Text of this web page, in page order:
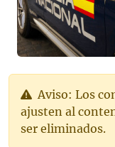
Aviso: Los
ajusten al
ser eliminados.